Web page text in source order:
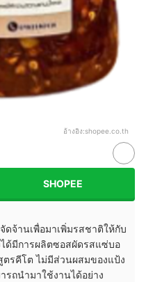
อ้างอิง:shopee.co.th
SHOPEE
ดจ้านเพื่อมาเพิ่มรสชาติให้กับ
ด้มีการผลิตซอสผัดรสแซ่บอ
รคีโต ไม่มีส่วนผสมของแป้ง
ถนำมาใช้งานได้อย่าง